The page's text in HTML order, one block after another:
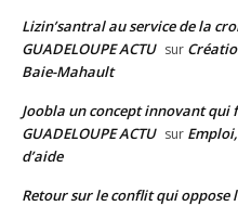
Lizin’santral au service de la
GUADELOUPE ACTU sur
Baie-Mahault
Joobla un concept innovant
GUADELOUPE ACTU sur
d’aide
Retour sur le conflit qui oppose